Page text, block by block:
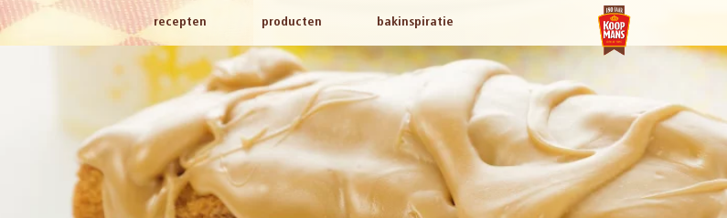
recepten producten bakinspiratie